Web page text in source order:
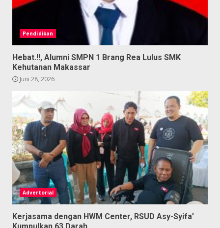
Pendidikan
Hebat.!!, Alumni SMPN 1 Brang Rea Lulus SMK
Kehutanan Makassar
Juni 28, 2026
Advertorial
Kerjasama dengan HWM Center, RSUD Asy-Syifa’